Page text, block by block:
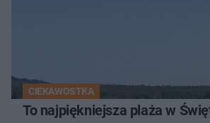
CIEKAWOSTKA
To najpiękniejsza plaża w